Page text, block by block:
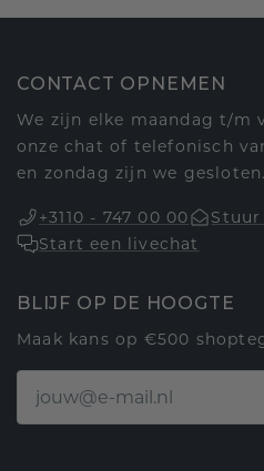
CONTACT OPNEMEN
We zijn elke maandag t/m
onze chat of telefonisch
en zondag zijn we gesloten.
+3110 - 747 00 00
Stuur
Start een livechat
BLIJF OP DE HOOGTE
Maak kans op €500